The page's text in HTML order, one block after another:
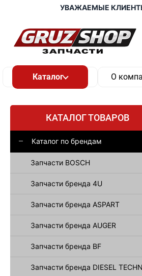
УВАЖАЕМЫЕ КЛИЕНТЫ,
О
КАТАЛОГ ТОВАРОВ
Каталог по брендам
Запчасти BOSCH
Запчасти бренда 4U
Запчасти бренда ASPART
Запчасти бренда AUGER
Запчасти бренда BF
Запчасти бренда DIESEL